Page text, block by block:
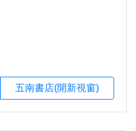
五南書店(開新視窗)